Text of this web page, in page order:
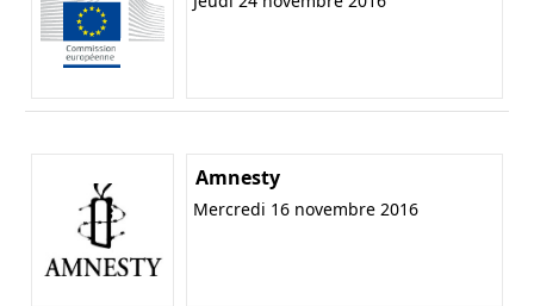
Amnesty
Mercredi 16 novembre 2016